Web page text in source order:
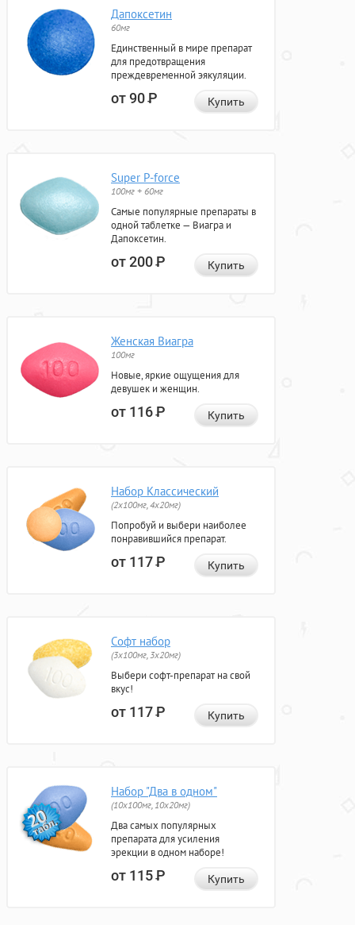
Дапоксетин
60мг
Единственный в мире препарат
для предотвращения
преждевременной эякуляции.
от 90Р Купить
Super P-force
100мг + 60мг
Самые популярные препараты в
одной таблетке — Виагра и
Дапоксетин.
от 200Р Купить
Женская Виагра
100мг
Новые, яркие ощущения для
девушек и женщин.
от 116Р Купить
Набор Классический
(2x100мг, 4x20мг)
Попробуй и выбери наиболее
понравившийся препарат.
от 117Р Купить
Софт набор
(3x100мг, 3x20мг)
Выбери софт-препарат на свой
вкус!
от 117Р Купить
Набор "Два в одном"
(10x100мг, 10x20мг)
Два самых популярных
препарата для усиления
эрекции в одном наборе!
от 115Р Купить